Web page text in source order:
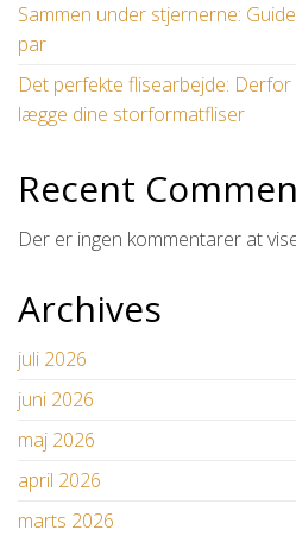
Sammen under stjernerne:
par
Det perfekte flisearbejde:
lægge dine storformatfliser
Recent
Der er ingen kommentarer at
Archives
juli 2026
juni 2026
maj 2026
april 2026
marts 2026